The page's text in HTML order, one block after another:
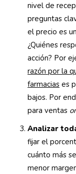
nivel de
preguntas
el precio es
¿Quiénes
acción? Por
razón por la
farmacias es
bajos. Por
para ventas
Analizar
fijar el
cuánto más
menor